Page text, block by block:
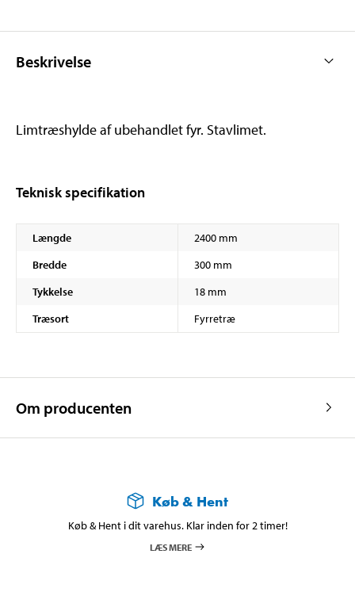
Beskrivelse
Limtræshylde af ubehandlet fyr. Stavlimet.
Teknisk specifikation
Længde
2400 mm
Bredde
300 mm
Tykkelse
18 mm
Træsort
Fyrretræ
Om producenten
Køb & Hent
Køb & Hent i dit varehus. Klar inden for 2 timer!
LÆS MERE